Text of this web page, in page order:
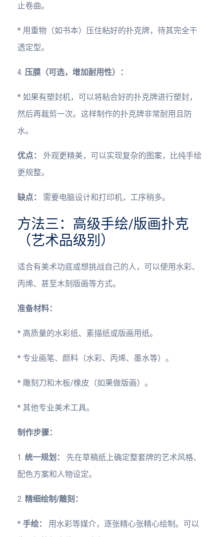
止卷曲。
* 用重物（如书本）压住粘好的扑克牌，待其完全干
透定型。
4. 压膜（可选，增加耐用性）：
* 如果有塑封机，可以将粘合好的扑克牌进行塑封，
然后再裁剪一次。这样制作的扑克牌非常耐用且防
水。
优点：
外观更精美，可以实现复杂的图案，比纯手绘
更规整。
缺点： 需要电脑设计和打印机，工序稍多。
方法三：高级手绘/版画扑克
（艺术品级别）
适合有美术功底或想挑战自己的人，可以使用水彩、
丙烯、甚至木刻版画等方式。
准备材料：
* 高质量的水彩纸、素描纸或版画用纸。
* 专业画笔、颜料（水彩、丙烯、墨水等）。
* 雕刻刀和木板/橡皮（如果做版画）。
* 其他专业美术工具。
制作步骤：
1. 统一规划：
先在草稿纸上确定整套牌的艺术风格、
配色方案和人物设定。
2. 精细绘制/雕刻：
* 手绘：
用水彩等媒介，逐张精心张精心绘制。可以